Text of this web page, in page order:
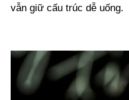
vẫn giữ cấu trúc dễ uống.